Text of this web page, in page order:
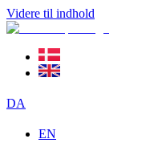
Videre til indhold
DA
EN